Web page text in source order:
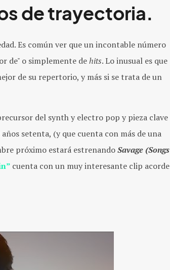
de trayectoria.
Es común ver que un incontable número
de" o simplemente dehits. Lo inusual es que
de su repertorio, y más si se trata de un
del synth y electro pop y pieza clave
setenta, (y que cuenta con más de una
próximo estará estrenandoSavage (Songs
cuenta con un muy interesante clip acorde